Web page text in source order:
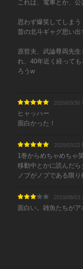
これは、電車とか、
思わず爆笑してしまう
昔の北斗ギャグ思い出
原哲夫、武論尊両先
れ、40年近く経って
ろうw
2020/03/30
ヒャッハー
面白かった！
2020/03/22
1巻からめちゃめちゃ
移動中とかに読んだら
ノブがノブである限
2019/08/03
面白い。雑魚たちがア